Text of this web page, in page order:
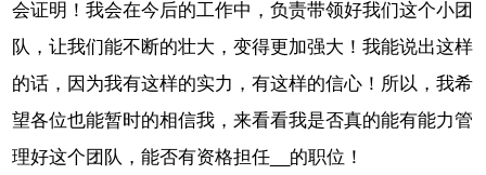
会证明！我会在今后的工作中，负责带领好我们这个小团
队，让我们能不断的壮大，变得更加强大！我能说出这样
的话，因为我有这样的实力，有这样的信心！所以，我希
望各位也能暂时的相信我，来看看我是否真的能有能力管
理好这个团队，能否有资格担任__的职位！